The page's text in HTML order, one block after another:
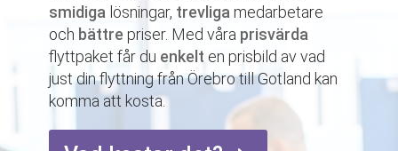
smidiga lösningar, trevliga medarbetare
och bättre priser. Med våra prisvärda
flyttpaket får du enkelt en prisbild av vad
just din flyttning från Örebro till Gotland kan
komma att kosta.